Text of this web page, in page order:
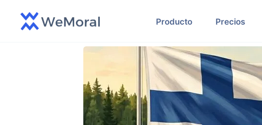
Producto Precios